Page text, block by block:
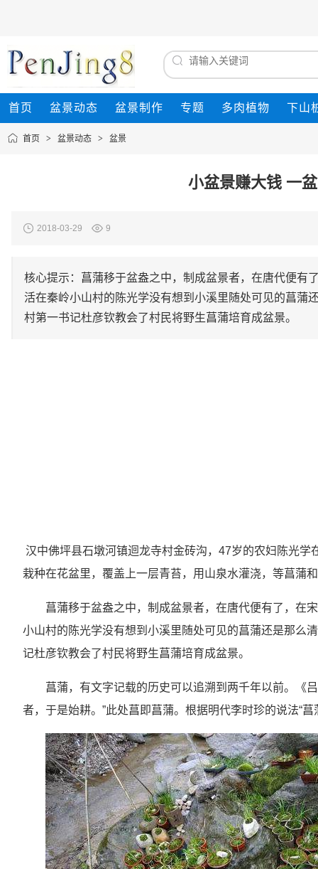
首页 盆景动态 盆景制作 专题 多肉植物 下山
首页 > 盆景动态 > 盆景
小盆景赚大钱 一
2018-03-29 9
核心提示：菖蒲移于盆盎之中，制成盆景者，在唐代便有
活在秦岭小山村的陈光学没有想到小溪里随处可见的菖蒲
村第一书记杜彦钦教会了村民将野生菖蒲培育成盆景。
汉中佛坪县石墩河镇迴龙寺村金砖沟，47岁的农妇陈光
栽种在花盆里，覆盖上一层青苔，用山泉水灌浇，等菖蒲
菖蒲移于盆盎之中，制成盆景者，在唐代便有了，在
小山村的陈光学没有想到小溪里随处可见的菖蒲还是那么
记杜彦钦教会了村民将野生菖蒲培育成盆景。
菖蒲，有文字记载的历史可以追溯到两千年以前。《
者，于是始耕。”此处菖即菖蒲。根据明代李时珍的说法“